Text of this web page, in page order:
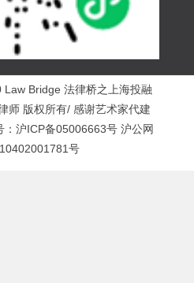
Bridge 法律桥之上海投融
师 版权所有/ 感谢艺术家代建
沪ICP备05006663号 沪公网
号